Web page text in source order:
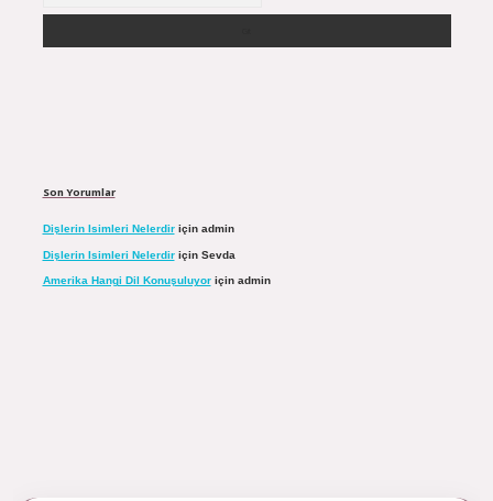
Son Yorumlar
Dişlerin Isimleri Nelerdiriçin admin
Dişlerin Isimleri Nelerdiriçin Sevda
Amerika Hangi Dil Konuşuluyoriçin admin